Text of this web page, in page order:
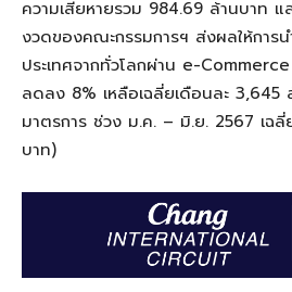
ความเสียหายรวม 984.69 ล้านบาท แ
งวดของคณะกรรมการฯ ส่งผลให้การน
ประเทศจากทั่วโลกผ่าน e-
ลดลง 8% เหลือเฉลี่ยเดือนละ 3,645
มาตรการ ช่วง ม.ค. – มิ.ย. 2567 เฉลี่
บาท)